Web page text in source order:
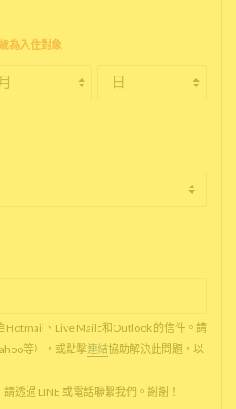
為入住對象
Hotmail、Live Mailc和Outlook 的信件。請
等），或點擊連結協助解決此問題，以
透過 LINE 或電話聯繫我們。謝謝！